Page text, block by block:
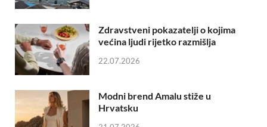
Zdravstveni pokazatelji o kojima
većina ljudi rijetko razmišlja
22.07.2026
Modni brend Amalu stiže u
Hrvatsku